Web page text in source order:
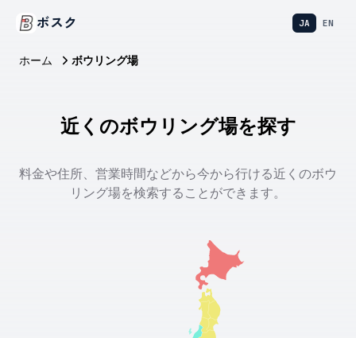
ボスク JA EN
ホーム ボウリング場
近くのボウリング場を探す
料金や住所、営業時間などから今から行ける近くのボウ
リング場を検索することができます。